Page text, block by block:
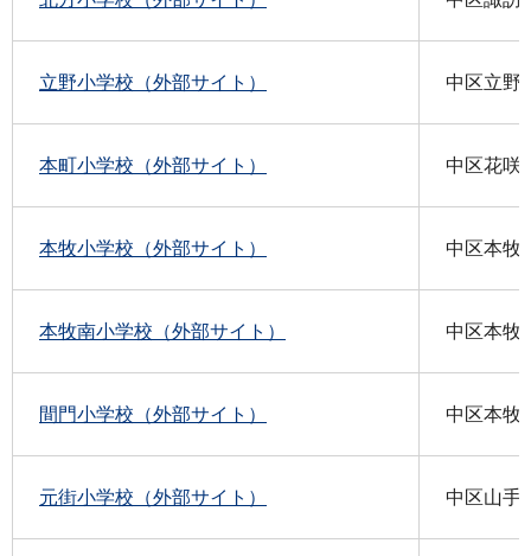
立野小学校（外部サイト） 中区立野
本町小学校（外部サイト） 中区花咲
本牧小学校（外部サイト） 中区本牧
本牧南小学校（外部サイト） 中区本牧
間門小学校（外部サイト） 中区本牧
元街小学校（外部サイト） 中区山手